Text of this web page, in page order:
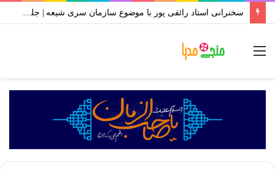
سخنرانی استاد رائفی پور با موضوع سازمان سری شیعه | جلسه ۱ تا ۱۰ | محرم ۱۴۰۱